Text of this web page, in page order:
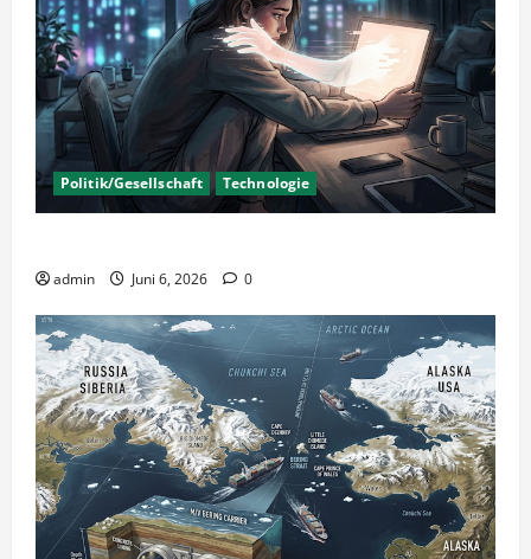
Politik/Gesellschaft Technologie
admin Juni 6, 2026 0